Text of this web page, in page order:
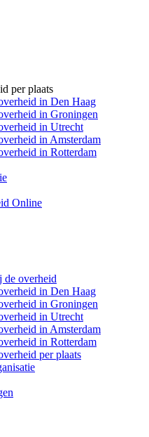
per plaats
in Den Haag
in Groningen
in Utrecht
in Amsterdam
in Rotterdam
Online
de overheid
in Den Haag
in Groningen
in Utrecht
in Amsterdam
in Rotterdam
per plaats